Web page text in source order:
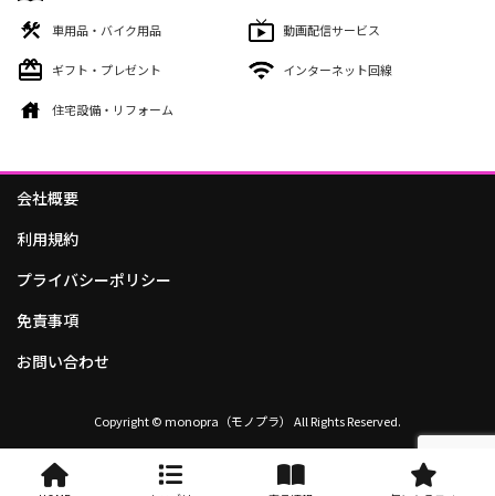
車用品・バイク用品 動画配信サービス
ギフト・プレゼント インターネット回線
住宅設備・リフォーム
会社概要
利用規約
プライバシーポリシー
免責事項
お問い合わせ
Copyright © monopra（モノプラ） All Rights Reserved.